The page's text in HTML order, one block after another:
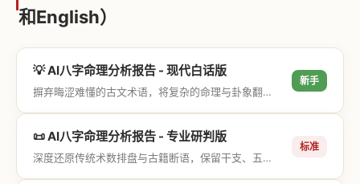
和English）
💡 AI八字命理分析报告 - 现代白话版
摒弃晦涩难懂的古文术语，将复杂的命理与卦象翻译成通俗易懂的现代大白话，直击结果与生活建议，零门槛轻松阅读。
新手
📜 AI八字命理分析报告 - 专业研判版
深度还原传统术数排盘与古籍断语，保留干支、五行与神煞等专业术语，适合追求严谨考证与具备易学基础的用户。
标准